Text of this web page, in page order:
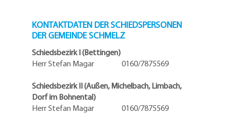
KONTAKTDATEN DER SCHIEDSPERSONEN
DER GEMEINDE SCHMELZ
Schiedsbezirk I (Bettingen)
Herr Stefan Magar 0160/7875569
Schiedsbezirk II (Außen, Michelbach, Limbach,
Dorf im Bohnental)
Herr Stefan Magar 0160/7875569